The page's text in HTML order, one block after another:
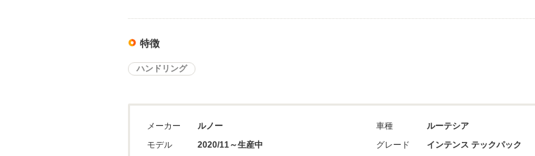
特徴
ハンドリング
メーカー
ルノー
モデル
2020/11～生産中
車種
ルーテシア
グレード
インテンス テックパック